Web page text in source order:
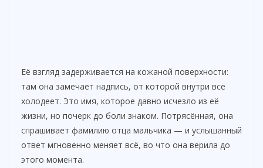
Её взгляд задерживается на кожаной поверхности:
там она замечает надпись, от которой внутри всё
холодеет. Это имя, которое давно исчезло из её
жизни, но почерк до боли знаком. Потрясённая, она
спрашивает фамилию отца мальчика — и услышанный
ответ мгновенно меняет всё, во что она верила до
этого момента.